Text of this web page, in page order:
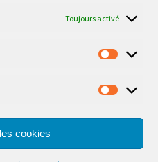
Toujours activé
cookies